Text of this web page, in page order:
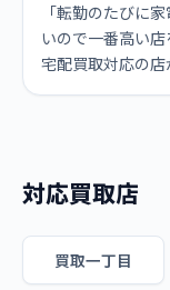
「転勤のたびに
いので一番高い店
宅配買取対応の店
対応買取店
買取一丁目